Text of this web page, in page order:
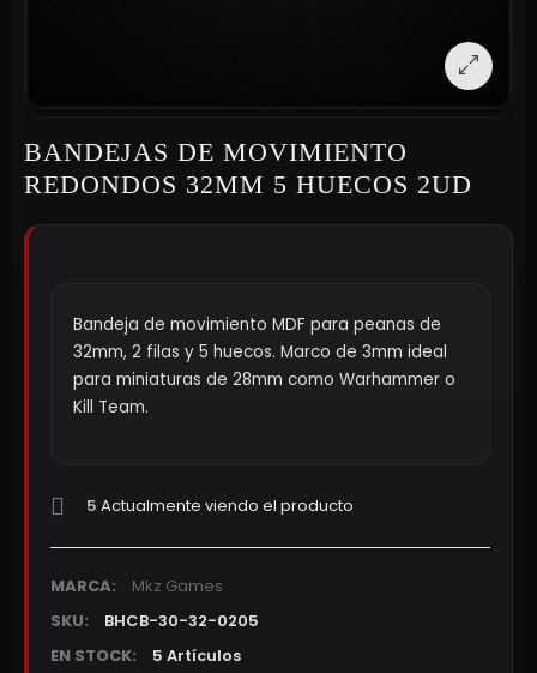
BANDEJAS DE MOVIMIENTO
REDONDOS 32MM 5 HUECOS 2UD
Bandeja de movimiento MDF para peanas de
32mm, 2 filas y 5 huecos. Marco de 3mm ideal
para miniaturas de 28mm como Warhammer o
Kill Team.
5 Actualmente viendo el producto
MARCA:
Mkz Games
SKU:
BHCB-30-32-0205
EN STOCK:
5 Artículos